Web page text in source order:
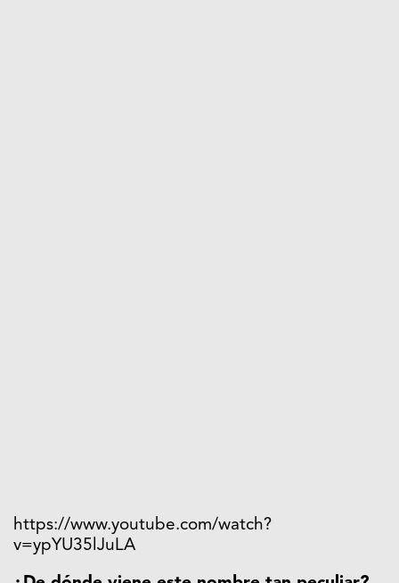
https://www.youtube.com/watch?
v=ypYU35lJuLA